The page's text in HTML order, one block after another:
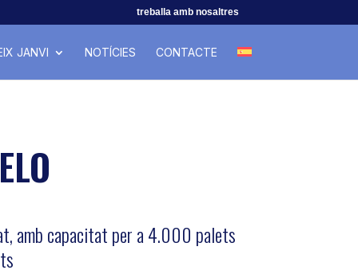
treballa amb nosaltres
JANVI NOTÍCIES CONTACTE
amb capacitat per a 4.000 palets